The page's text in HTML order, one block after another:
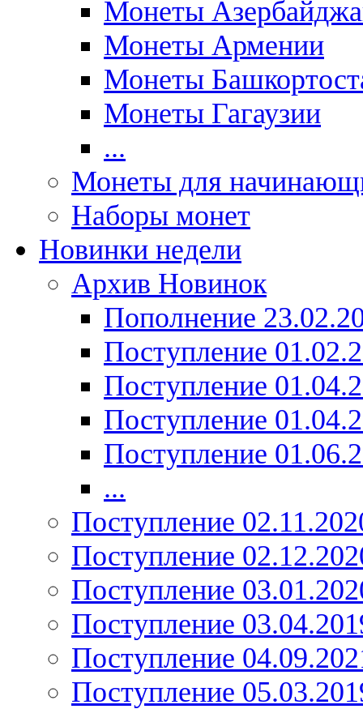
Монеты
Монеты Армении
Монеты
Монеты Гагаузии
...
Монеты для
Наборы монет
Новинки недели
Архив Новинок
Пополнение
Поступление
Поступление
Поступление
Поступление
...
Поступление
Поступление
Поступление
Поступление
Поступление
Поступление